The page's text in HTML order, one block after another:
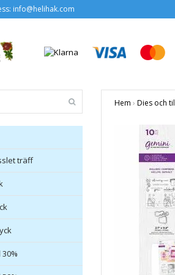
info@helihak.com
träff
Hem › Dies och